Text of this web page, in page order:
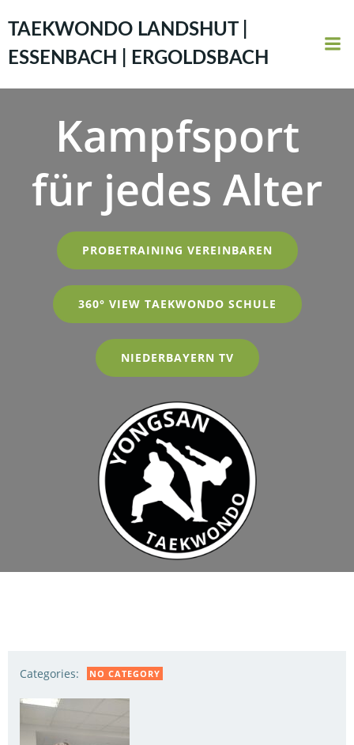
Inhalt
springen
TAEKWONDO LANDSHUT |
ESSENBACH | ERGOLDSBACH
Kampfsport
für jedes Alter
PROBETRAINING VEREINBAREN
360° VIEW TAEKWONDO SCHULE
NIEDERBAYERN TV
Categories: NO CATEGORY